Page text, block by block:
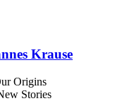
Krause
Origins
Stories